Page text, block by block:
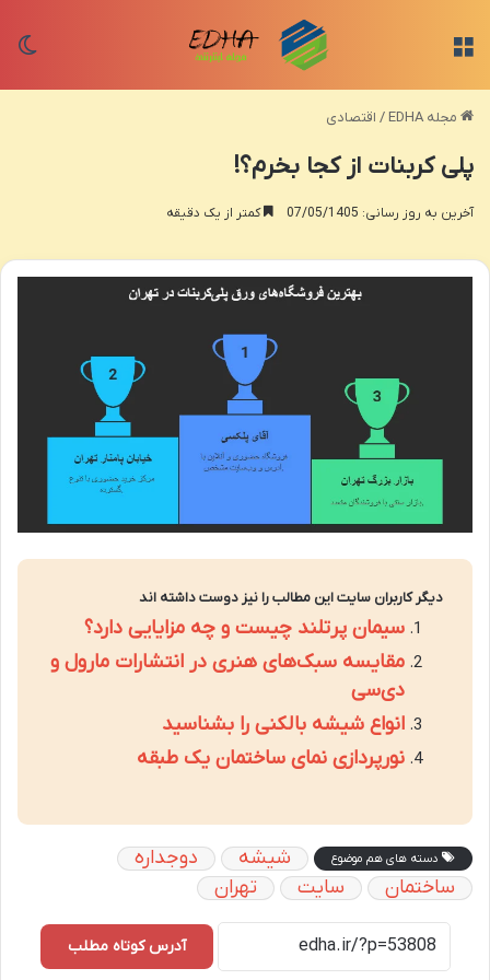
مجله EDHA / اقتصادی
پلی کربنات از کجا بخرم؟!
آخرین به روز رسانی: 07/05/1405 کمتر از یک دقیقه
دیگر کاربران سایت این مطالب را نیز دوست داشته اند
سیمان پرتلند چیست و چه مزایایی دارد؟
مقایسه سبک‌های هنری در انتشارات مارول و
دی‌سی
انواع شیشه بالکنی را بشناسید
نورپردازی نمای ساختمان یک طبقه
دسته های هم موضوع شیشه
دوجداره
ساختمان
سایت تهران
آدرس کوتاه مطلب